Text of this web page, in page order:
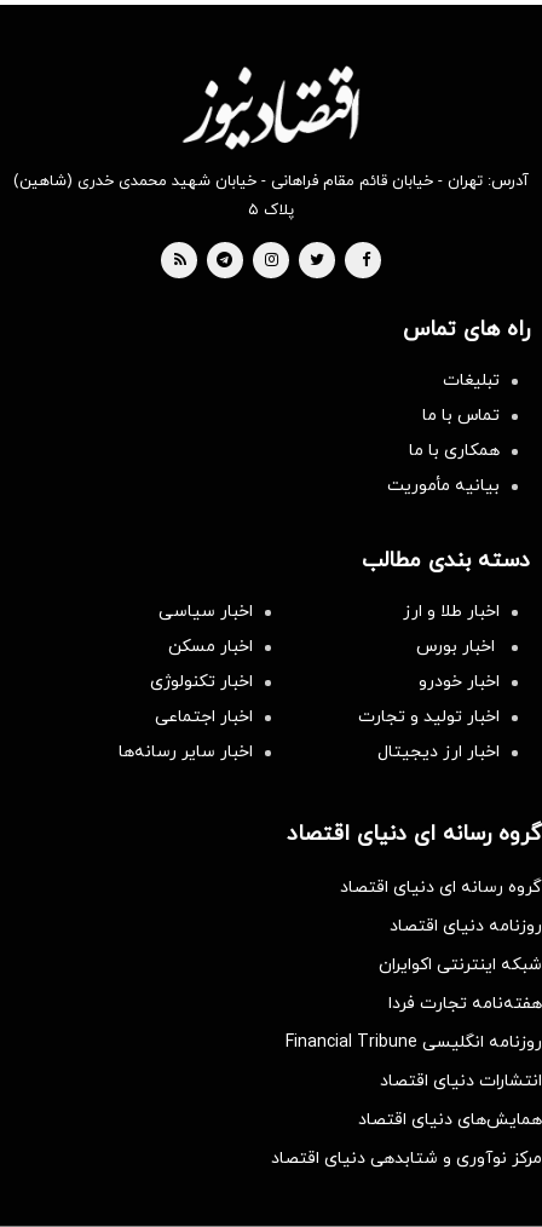
آدرس: تهران - خیابان قائم مقام فراهانی - خیابان شهید محمدی خدری (شاهین)
پلاک ۵
راه های تماس
تبلیغات
تماس با ما
همکاری با ما
بیانیه مأموریت
دسته بندی مطالب
اخبار طلا و ارز
اخبار سیاسی
اخبار بورس
اخبار مسکن
اخبار خودرو
اخبار تکنولوژی
اخبار تولید و تجارت
اخبار اجتماعی
اخبار ارز دیجیتال
اخبار سایر رسانه‌‌ها
گروه رسانه ای دنیای اقتصاد
گروه رسانه ای دنیای اقتصاد
روزنامه دنیای اقتصاد
شبکه اینترنتی اکوایران
هفته‌نامه تجارت فردا
روزنامه انگلیسی Financial Tribune
انتشارات دنیای اقتصاد
همایش‌های دنیای اقتصاد
مرکز نوآوری و شتابدهی دنیای اقتصاد